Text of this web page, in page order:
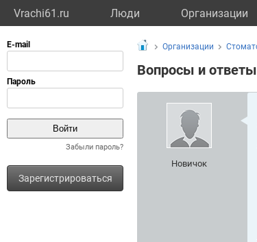
Vrachi61.ru Люди Организации
Забыли пароль?
Зарегистрироваться
Организации
Вопросы и
Новичок